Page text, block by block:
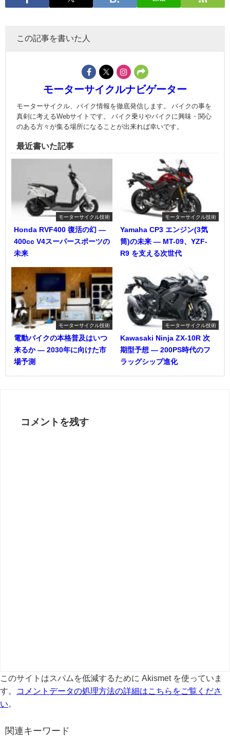
この記事を書いた人
モーターサイクルナビゲーター
モーターサイクル、バイク情報を徹底発信します。 バイクの事を
真剣に考えるWebサイトです。 バイク乗りやバイクに興味・関心
のある方々が集る場所になることが出来れば幸いです。
最近書いた記事
モーターサイクル技術
Honda RVF400 復活の幻 ―
400cc V4スーパースポーツの
未来
モーターサイクル技術
Yamaha CP3 エンジン(3気
筒)の未来 ― MT-09、YZF-
R9 を支える次世代
モーターサイクル技術
電動バイクの本格普及はいつ
来るか ― 2030年に向けた市
場予測
モーターサイクル技術
Kawasaki Ninja ZX-10R 次
期型予想 ― 200PS時代のフ
ラッグシップ進化
コメントを残す
このサイトはスパムを低減するために Akismet を使っていま
す。
コメントデータの処理方法の詳細はこちらをご覧くださ
い
関連キーワード